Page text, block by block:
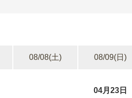
08/08(土) 08/09(日)
04月23日